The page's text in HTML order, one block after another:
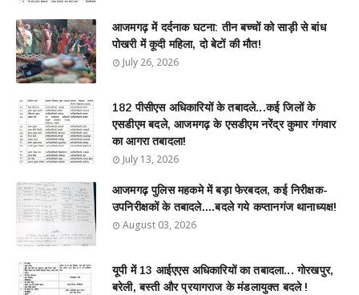
आजमगढ़ में दर्दनाक घटना: तीन बच्चों को साड़ी से बांध
पोखरी में कूदी महिला, दो बेटों की मौत!
July 26, 2026
182 पीसीएस अधिकारियों के तबादले...कई जिलों के
एसडीएम बदले, आजमगढ़ के एसडीएम नरेंद्र कुमार गंगवार
का आगरा तबादला!
July 13, 2026
आजमगढ़ पुलिस महकमे में बड़ा फेरबदल, कई निरीक्षक-
उपनिरीक्षकों के तबादले....बदले गये कप्तानगंज थानाध्यक्ष!
August 03, 2026
यूपी में 13 आईएएस अधिकारियों का तबादला... गोरखपुर,
बरेली, बस्ती और प्रयागराज के मंडलायुक्त बदले !